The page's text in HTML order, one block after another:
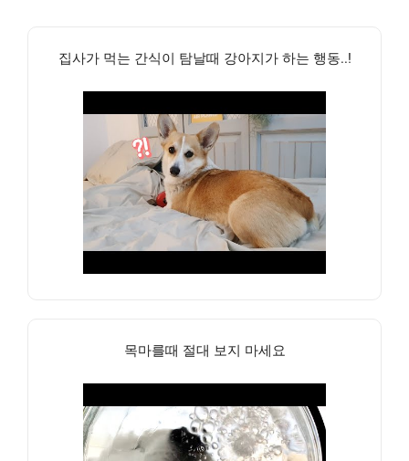
집사가 먹는 간식이 탐날때 강아지가 하는 행동..!
목마를때 절대 보지 마세요